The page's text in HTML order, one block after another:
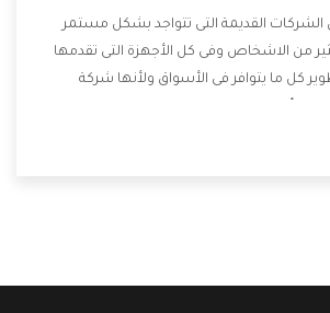
القديمة التى تتواجد بشكل مستمر
من الاشخاص وفى كل الأجهزة التى تقدمها
كل ما يتوافر فى الأسواق ولأنها شركة
العروض والخصومات التى تسهل على